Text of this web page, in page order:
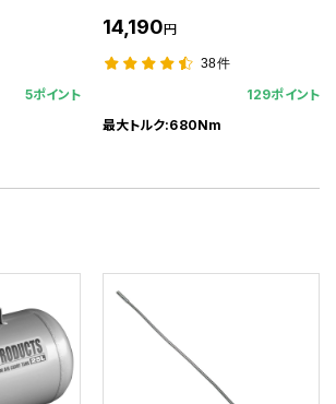
5ポイント
14,190円
38件
129ポイント
最大トルク:680Nm